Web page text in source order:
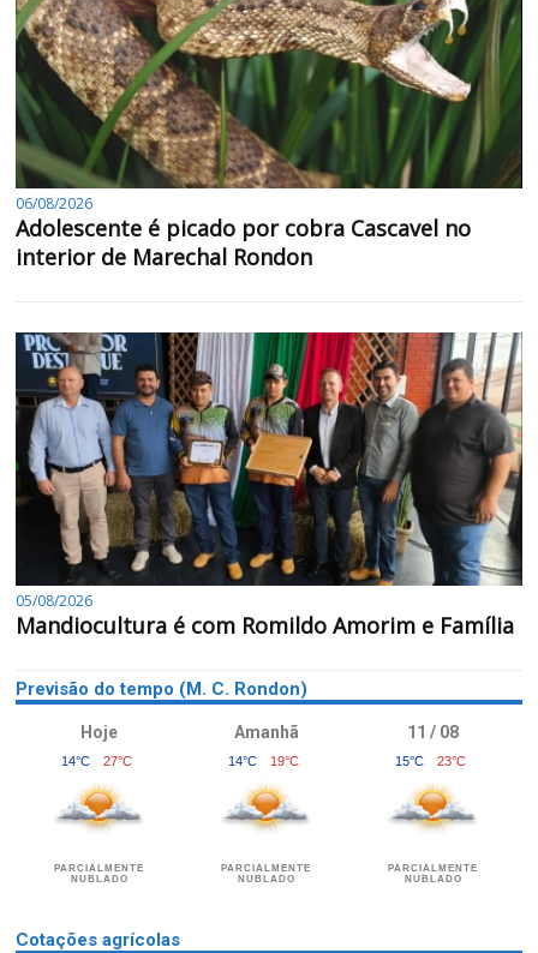
06/08/2026
Adolescente é picado por cobra Cascavel no
interior de Marechal Rondon
05/08/2026
Mandiocultura é com Romildo Amorim e Família
Previsão do tempo (M. C. Rondon)
Hoje
14°C 27°C
PARCIALMENTE
NUBLADO
Amanhã
14°C 19°C
PARCIALMENTE
NUBLADO
11 / 08
15°C 23°C
PARCIALMENTE
NUBLADO
Cotações agrícolas